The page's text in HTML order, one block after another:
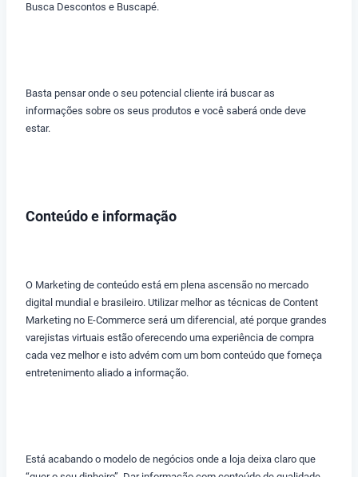
Busca Descontos e Buscapé.
Basta pensar onde o seu potencial cliente irá buscar as
informações sobre os seus produtos e você saberá onde deve
estar.
Conteúdo e informação
O Marketing de conteúdo está em plena ascensão no mercado
digital mundial e brasileiro. Utilizar melhor as técnicas de Content
Marketing no E-Commerce será um diferencial, até porque grandes
varejistas virtuais estão oferecendo uma experiência de compra
cada vez melhor e isto advém com um bom conteúdo que forneça
entretenimento aliado a informação.
Está acabando o modelo de negócios onde a loja deixa claro que